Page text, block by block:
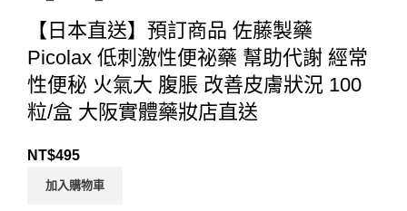
【日本直送】預訂商品 佐藤製藥
Picolax 低刺激性便祕藥 幫助代謝 經常
性便秘 火氣大 腹脹 改善皮膚狀況 100
粒/盒 大阪實體藥妝店直送
NT$495
加入購物車